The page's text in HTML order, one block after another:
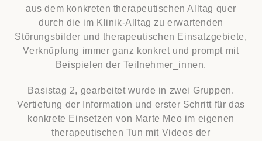
aus dem konkreten therapeutischen Alltag quer
durch die im Klinik-Alltag zu erwartenden
Störungsbilder und therapeutischen Einsatzgebiete,
Verknüpfung immer ganz konkret und prompt mit
Beispielen der Teilnehmer_innen.
Basistag 2, gearbeitet wurde in zwei Gruppen.
Vertiefung der Information und erster Schritt für das
konkrete Einsetzen von Marte Meo im eigenen
therapeutischen Tun mit Videos der